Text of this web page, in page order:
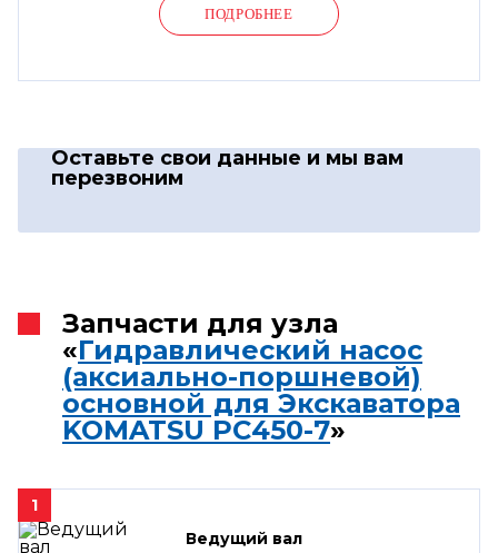
ПОДРОБНЕЕ
Оставьте свои данные и мы вам
перезвоним
Запчасти для узла
«Гидравлический насос
(аксиально-поршневой)
основной для Экскаватора
KOMATSU PC450-7»
1
Ведущий вал